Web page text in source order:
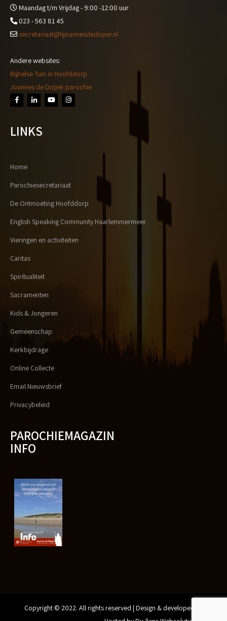
Maandag t/m Vrijdag - 9:00 -12:00 uur
023 - 563 81 45
secretariaat@hjoannesdedoper.nl
Andere websites:
Bijbelse Tuin in Hoofddorp
Joannes de Doper parochie
LINKS
Home
Parochiesecretariaat
De Ontmoeting Hoofddorp
English Speaking Community Haarlemmermeer
Vieringen en activiteiten
Caritas
Spiritualiteit
Sacramenten
Kids & Jongeren
Gemeenschap
Kerkbijdrage
Online Collecte
Email Nieuwsbrief
Privacybeleid
PAROCHIEMAGAZIN
INFO
Copyright © 2022. All rights reserved | Design & developed by